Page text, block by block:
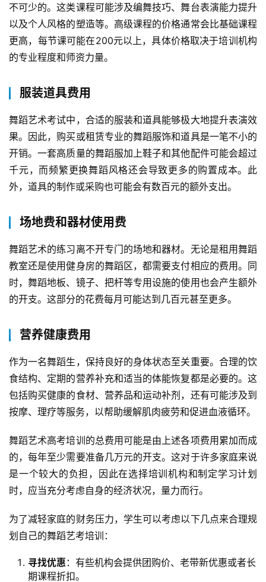
不可少的。这类课程可能涉及编舞技巧、舞台表演能力提升
以及个人风格的塑造等。高级课程的价格通常会比基础课程
更高，每节课可能在200元以上，具体价格取决于培训机构
的专业程度和师资力量。
服装道具费用
舞蹈艺术考试中，合适的服装和道具能够极大地提升表演效
果。因此，购买或租赁专业的舞蹈服饰和道具是一笔不小的
开销。一套高质量的舞蹈服加上鞋子和其他配件可能会超过
千元，而频繁更换舞蹈风格还会导致更多的购置成本。此
外，道具的制作或采购也可能会有数百元的额外支出。
场地费和器材使用费
舞蹈艺术的练习离不开专门的场地和器材。无论是租用舞蹈
教室还是使用健身房的舞蹈区，都需要支付相应的费用。同
时，舞蹈地板、镜子、把杆等专用设施的使用也会产生额外
的开支。这部分的花费每月可能达到几百元甚至更多。
营养健康费用
作为一名舞蹈生，保持良好的身体状态至关重要。合理的饮
食结构、定期的营养补充和适当的体能恢复都是必要的。这
包括购买健康的食材、营养品和运动补剂，还有可能涉及到
按摩、理疗等服务，以帮助缓解肌肉疲劳和促进血液循环。
舞蹈艺术高考培训的总费用可能是由上述各项费用累加而成
的，每年至少需要准备几万元的开支。这对于许多家庭来说
是一个较大的负担，因此在选择培训机构和制定学习计划
时，应当充分考虑自身的经济状况，量力而行。
为了减轻家庭的财务压力，学生可以考虑以下几点来合理规
划自己的舞蹈艺考培训：
寻找优惠 ：有些机构会提供团购价、老带新优惠或者长
期课程折扣。